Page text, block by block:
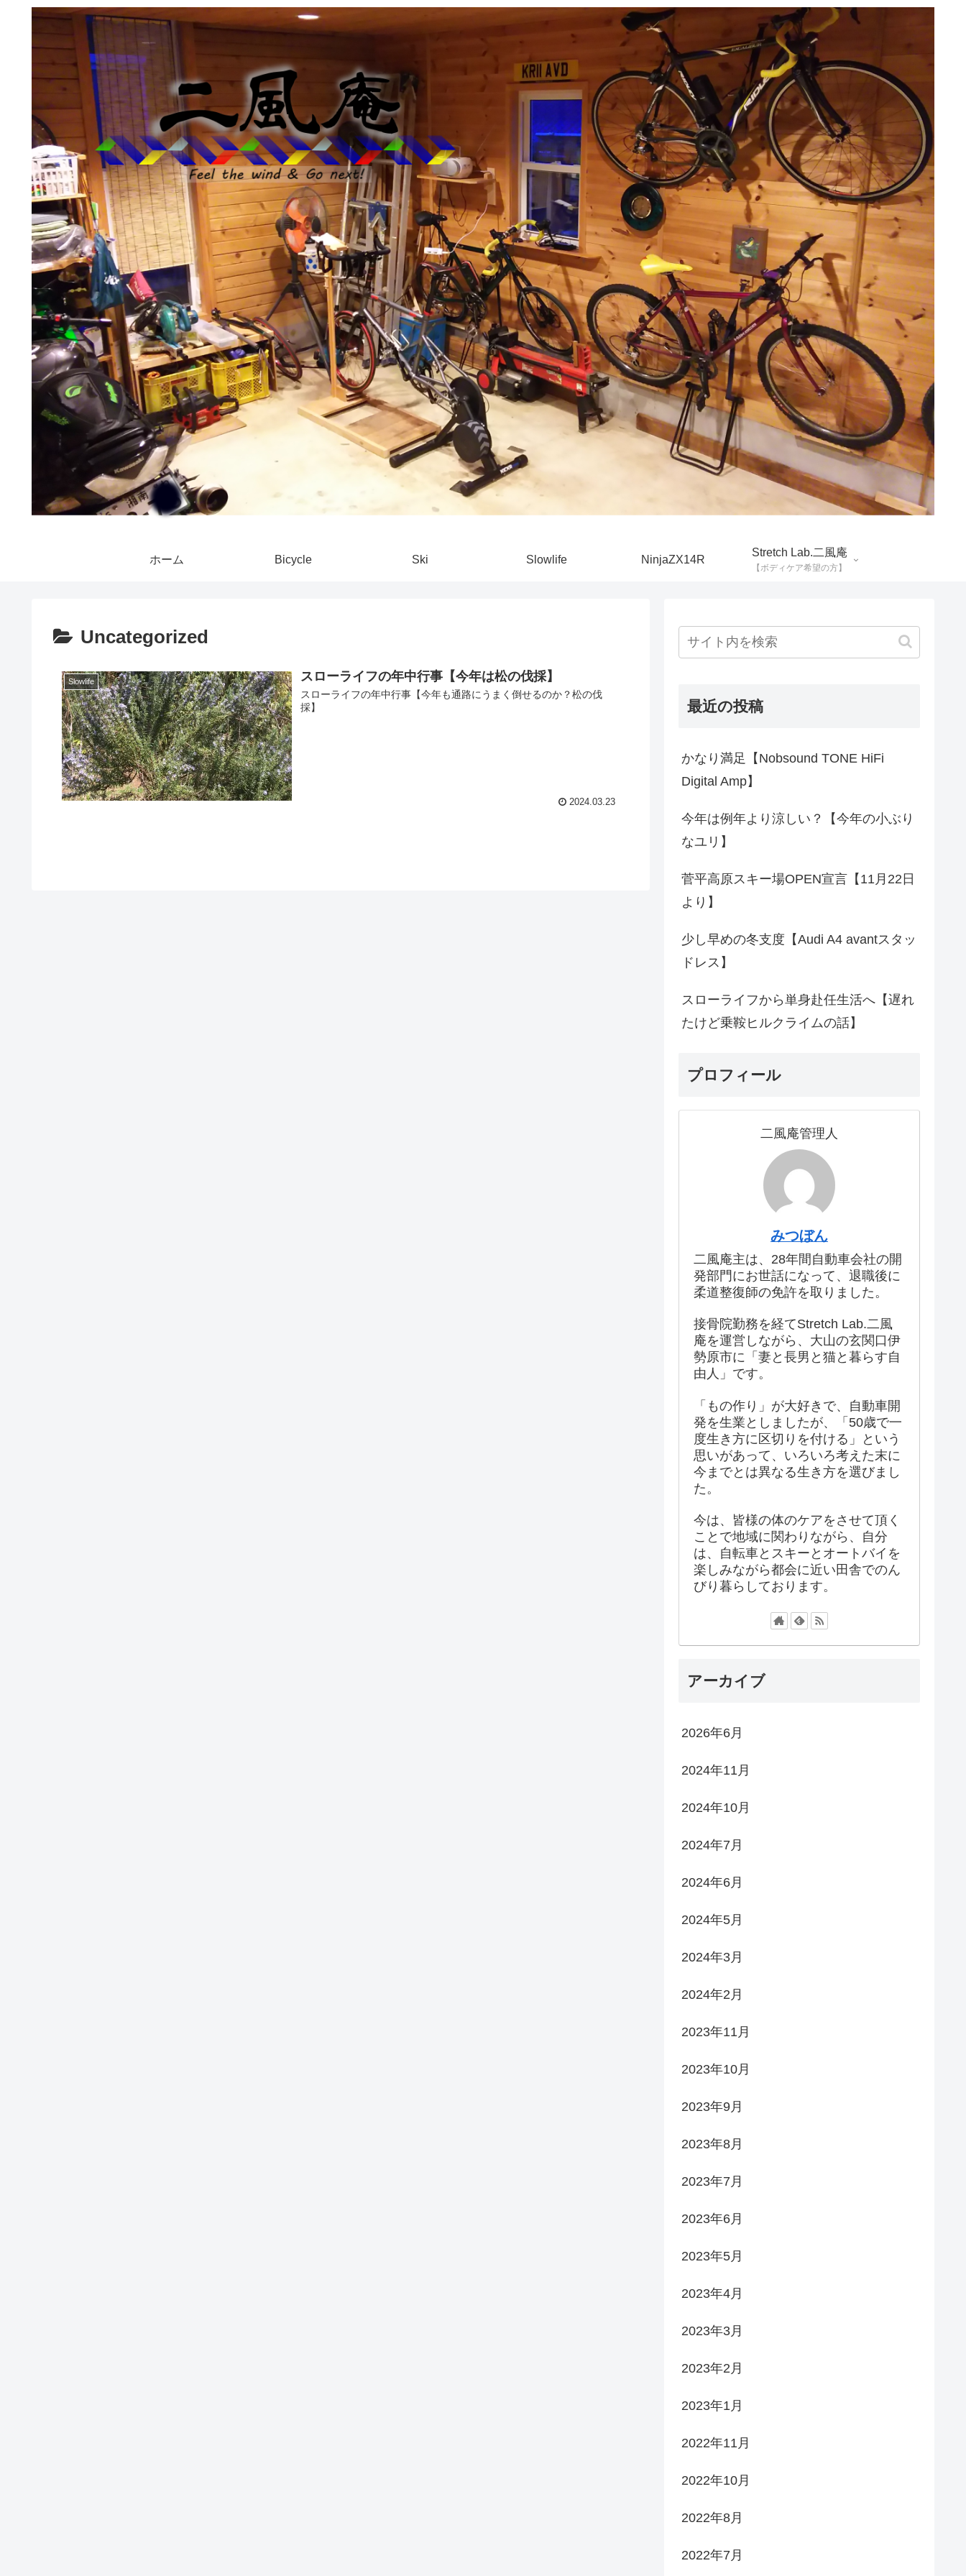
ホーム Bicycle Ski Slowlife NinjaZX14R
Stretch Lab.二風庵
【ボディケア希望の方】
Uncategorized
Slowlife スローライフの年中行事【今年は松の伐採】
スローライフの年中行事【今年も通路にうまく倒せるのか？松の伐
採】
2024.03.23
最近の投稿
かなり満足【Nobsound TONE HiFi
Digital Amp】
今年は例年より涼しい？【今年の小ぶり
なユリ】
菅平高原スキー場OPEN宣言【11月22日
より】
少し早めの冬支度【Audi A4 avantスタッ
ドレス】
スローライフから単身赴任生活へ【遅れ
たけど乗鞍ヒルクライムの話】
プロフィール
二風庵管理人
みつぼん
二風庵主は、28年間自動車会社の開
発部門にお世話になって、退職後に
柔道整復師の免許を取りました。
接骨院勤務を経てStretch Lab.二風
庵を運営しながら、大山の玄関口伊
勢原市に「妻と長男と猫と暮らす自
由人」です。
「もの作り」が大好きで、自動車開
発を生業としましたが、「50歳で一
度生き方に区切りを付ける」という
思いがあって、いろいろ考えた末に
今までとは異なる生き方を選びまし
た。
今は、皆様の体のケアをさせて頂く
ことで地域に関わりながら、自分
は、自転車とスキーとオートバイを
楽しみながら都会に近い田舎でのん
びり暮らしております。
アーカイブ
2026年6月
2024年11月
2024年10月
2024年7月
2024年6月
2024年5月
2024年3月
2024年2月
2023年11月
2023年10月
2023年9月
2023年8月
2023年7月
2023年6月
2023年5月
2023年4月
2023年3月
2023年2月
2023年1月
2022年11月
2022年10月
2022年8月
2022年7月